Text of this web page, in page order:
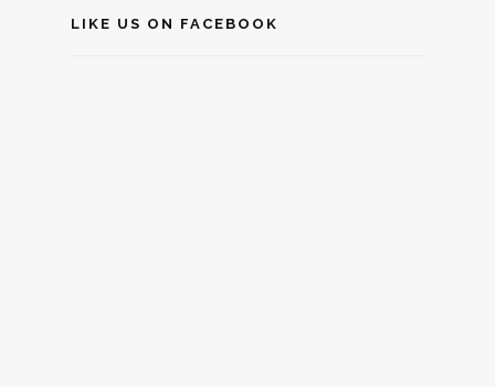
LIKE US ON FACEBOOK